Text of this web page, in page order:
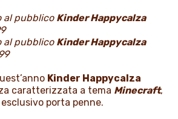
al pubblico Kinder Happycalza
al pubblico Kinder Happycalza
Kinder Happycalza
caratterizzata a tema Minecraft,
porta penne.